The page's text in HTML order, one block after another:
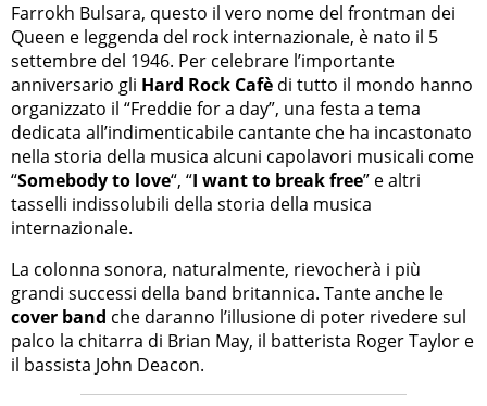
Farrokh Bulsara, questo il vero nome del frontman dei
Queen e leggenda del rock internazionale, è nato il 5
settembre del 1946. Per celebrare l’importante
anniversario gli Hard Rock Cafè di tutto il mondo hanno
organizzato il “Freddie for a day”, una festa a tema
dedicata all’indimenticabile cantante che ha incastonato
nella storia della musica alcuni capolavori musicali come
“Somebody to love“, “I want to break free” e altri
tasselli indissolubili della storia della musica
internazionale.
La colonna sonora, naturalmente, rievocherà i più
grandi successi della band britannica. Tante anche le
cover band che daranno l’illusione di poter rivedere sul
palco la chitarra di Brian May, il batterista Roger Taylor e
il bassista John Deacon.